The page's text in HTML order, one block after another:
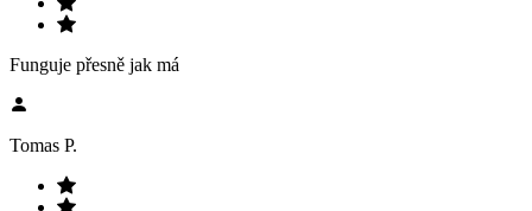
Funguje přesně jak má
Tomas P.